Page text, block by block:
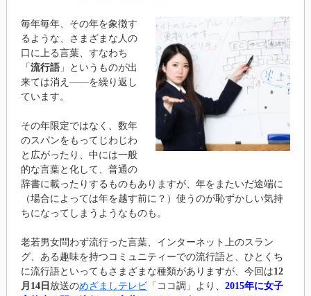
毎年毎年、その年を象徴す
るような、さまざまな人の
口に上る言葉、すなわち
「流行語」というものが出
来ては消え――を繰り返し
ています。
その年限定ではなく、数年
のスパンをもってじわじわ
と広がったり、中には一般
的な言葉と化して、普通の
辞書に載ったりするものもありますが、年をまたいだ途端に
（場合によっては年を越す前に？）使うのが恥ずかしい気持
ちになってしまうようなものも。
老若男女問わず流行った言葉、インターネット上のスラン
グ、ある趣味を持つコミュニティーでの流行語と、ひとくち
に流行語といってもさまざまな種類がありますが、今回は12
月14日 放送のめざましテレビ「ココ調」より、 2015年に女子